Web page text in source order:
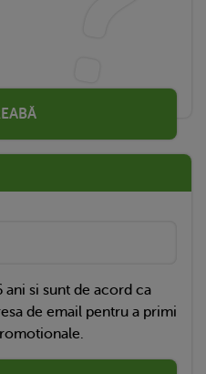
ani si sunt de acord ca
de email pentru a primi